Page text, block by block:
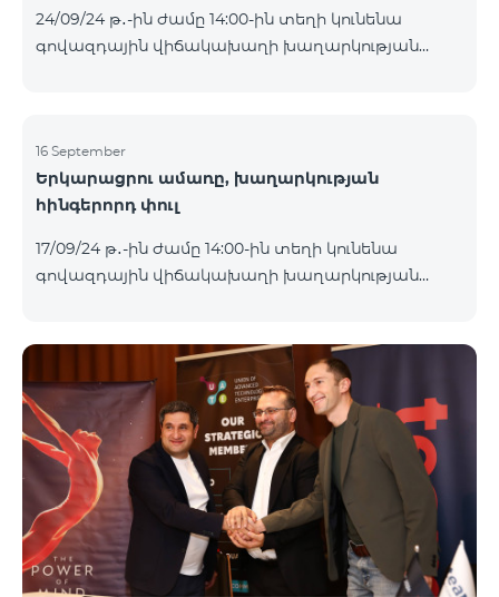
24/09/24 թ․-ին ժամը 14:00-ին տեղի կունենա
գովազդային վիճակախաղի խաղարկության
քարտի` TeamTok կանխավճարային
սակագնային փաթեթի հեռախոսահամարով։
Հաղթող հեռախոսահամարներն ընտրվելու են
Հետևեք մեզ Team-ի Facebook-յան և YouTube-յան
ալիքների պաշտոնական էջերում: Մանրամասն
https://www.telecomarmenia.am/hy/B2S?s
16 September
Երկարացրու ամառը, խաղարկության
հինգերորդ փուլ
17/09/24 թ․-ին ժամը 14:00-ին տեղի կունենա
գովազդային վիճակախաղի խաղարկության
պրոմոյի շրջանակներում տրամադրվող SIM
քարտի` TeamTok կանխավճարային
սակագնային փաթեթի հեռախոսահամարով։
Հաղթող հեռախոսահամարներն ընտրվելու են
պատահական թվերի գեներատորի միջոցով։
Հետևեք մեզ Team-ի Facebook-յան և YouTube-յան
ալիքների պաշտոնական էջերում: Մանրամասն
պայմաններ՝
https://www.telecomarmenia.am/hy/B2S?s